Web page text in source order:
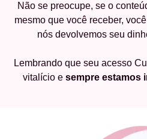
Não se preocupe, se o
mesmo que você receber,
nós devolvemos seu
Lembrando que seu acesso
vitalício e sempre estamos